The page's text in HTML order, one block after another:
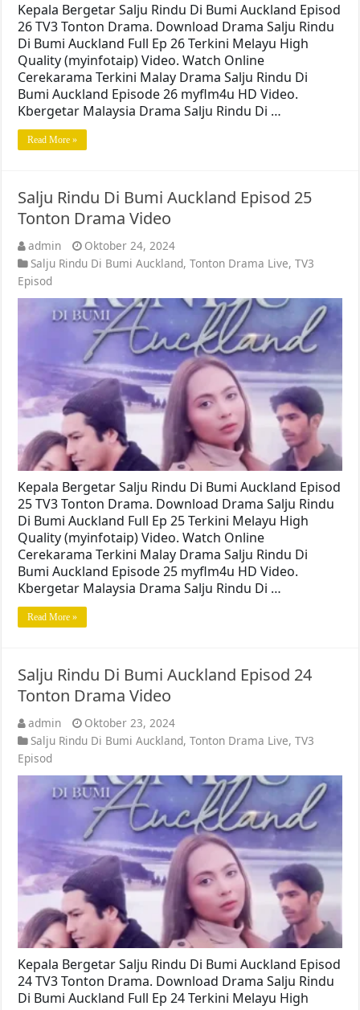
Kepala Bergetar Salju Rindu Di Bumi Auckland Episod
26 TV3 Tonton Drama. Download Drama Salju Rindu
Di Bumi Auckland Full Ep 26 Terkini Melayu High
Quality (myinfotaip) Video. Watch Online
Cerekarama Terkini Malay Drama Salju Rindu Di
Bumi Auckland Episode 26 myflm4u HD Video.
Kbergetar Malaysia Drama Salju Rindu Di …
Read More »
Salju Rindu Di Bumi Auckland Episod 25
Tonton Drama Video
admin
Oktober 24, 2024
Salju Rindu Di Bumi Auckland,Tonton Drama Live,TV3
Episod
Kepala Bergetar Salju Rindu Di Bumi Auckland Episod
25 TV3 Tonton Drama. Download Drama Salju Rindu
Di Bumi Auckland Full Ep 25 Terkini Melayu High
Quality (myinfotaip) Video. Watch Online
Cerekarama Terkini Malay Drama Salju Rindu Di
Bumi Auckland Episode 25 myflm4u HD Video.
Kbergetar Malaysia Drama Salju Rindu Di …
Read More »
Salju Rindu Di Bumi Auckland Episod 24
Tonton Drama Video
admin
Oktober 23, 2024
Salju Rindu Di Bumi Auckland,Tonton Drama Live,TV3
Episod
Kepala Bergetar Salju Rindu Di Bumi Auckland Episod
24 TV3 Tonton Drama. Download Drama Salju Rindu
Di Bumi Auckland Full Ep 24 Terkini Melayu High